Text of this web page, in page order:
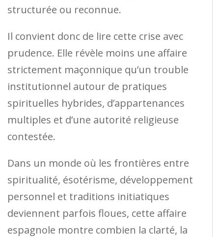
structurée ou reconnue.
Il convient donc de lire cette crise avec
prudence. Elle révèle moins une affaire
strictement maçonnique qu’un trouble
institutionnel autour de pratiques
spirituelles hybrides, d’appartenances
multiples et d’une autorité religieuse
contestée.
Dans un monde où les frontières entre
spiritualité, ésotérisme, développement
personnel et traditions initiatiques
deviennent parfois floues, cette affaire
espagnole montre combien la clarté, la